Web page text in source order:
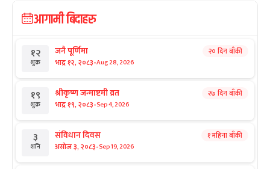
आगामी बिदाहरु
१२
शुक्र
जनै पूर्णिमा
भाद्र १२, २०८३-Aug 28, 2026
२० दिन बाँकी
१९
शुक्र
श्रीकृष्ण जन्माष्टमी व्रत
भाद्र १९, २०८३-Sep 4, 2026
२७ दिन बाँकी
३
शनि
संविधान दिवस
असोज ३, २०८३-Sep 19, 2026
१ महिना बाँकी